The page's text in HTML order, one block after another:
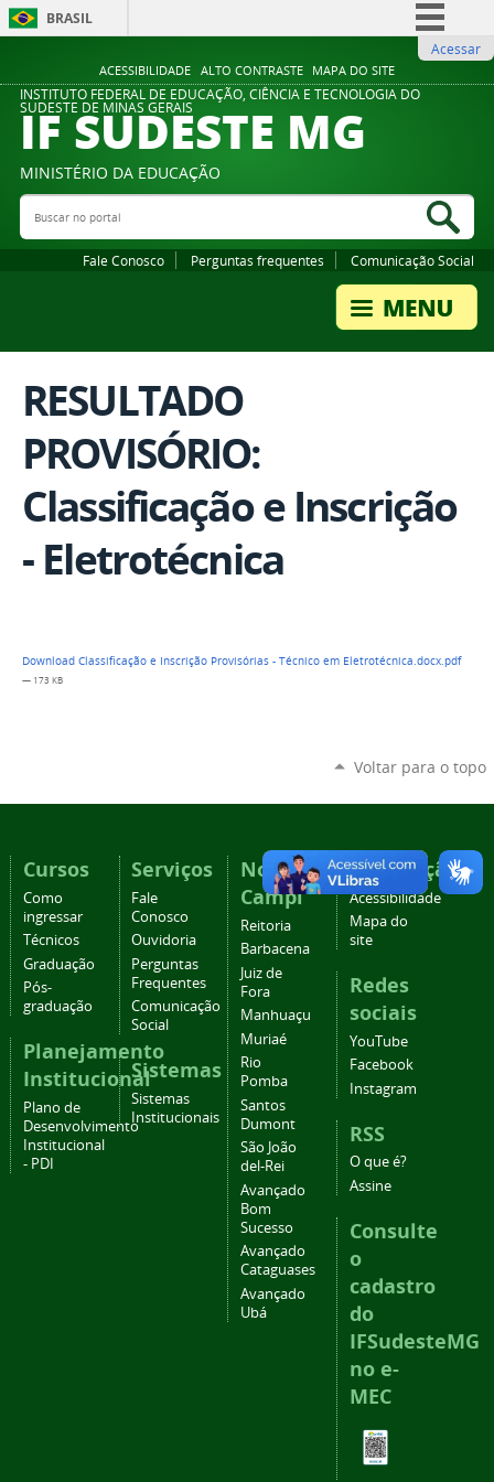
ACESSIBILIDADE ALTO CONTRASTE MAPA DO SITE
BRASIL
Comunica BR
Participe
Legislação
Acessar
INSTITUTO FEDERAL DE EDUCAÇÃO, CIÊNCIA E TECNOLOGIA DO
SUDESTE DE MINAS GERAIS
IF SUDESTE MG
MINISTÉRIO DA EDUCAÇÃO
Buscar no portal
Fale Conosco Perguntas frequentes Comunicação Social
RESULTADO
PROVISÓRIO:
Classificação e Inscrição
- Eletrotécnica
Download Classificação e Inscrição Provisórias - Técnico em Eletrotécnica.docx.pdf
— 173 KB
Voltar para o topo
Cursos
Como
ingressar
Técnicos
Graduação
Pós-
graduação
Planejamento
Institucional
Plano de
Desenvolvimento
Institucional
- PDI
Serviços
Fale
Conosco
Ouvidoria
Perguntas
Frequentes
Comunicação
Social
Sistemas
Sistemas
Institucionais
Nossos
Campi
Reitoria
Barbacena
Juiz de
Fora
Manhuaçu
Muriaé
Rio
Pomba
Santos
Dumont
São João
del-Rei
Avançado
Bom
Sucesso
Avançado
Cataguases
Avançado
Ubá
Navegação
Acessibilidade
Mapa do
site
Redes
sociais
YouTube
Facebook
Instagram
RSS
O que é?
Assine
Consulte
o
cadastro
do
IFSudesteMG
no e-
MEC